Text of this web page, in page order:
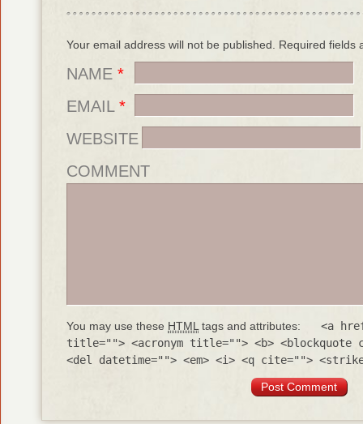
Your email address will not be published. Required fields
NAME *
EMAIL *
WEBSITE
COMMENT
You may use these HTMLtags and attributes:
<a
title=""> <acronym title=""> <b> <blockquote
<del datetime=""> <em> <i> <q cite="">